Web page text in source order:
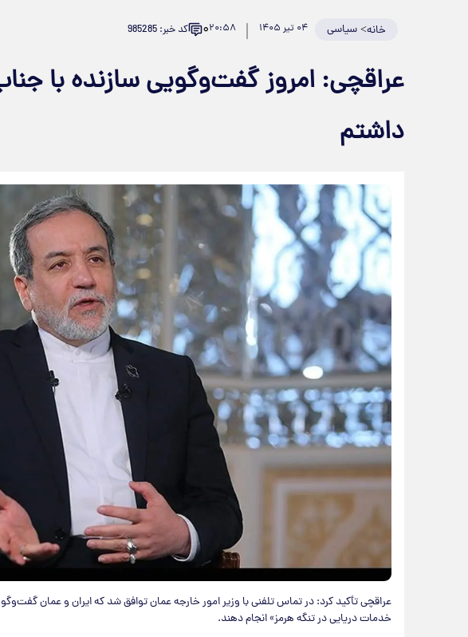
خانه>سیاسی ۰۴ تیر ۱۴۰۵ ۲۰:۵۸۰ کد خبر: 985285
عراقچی: امروز گفت‌وگویی سازنده با
داشتم
عراقچی تأکید کرد: در تماس تلفنی با وزیر امور خارجه عمان توافق شد که ایران و عمان
خدمات دریایی در تنگه هرمز» انجام دهند.